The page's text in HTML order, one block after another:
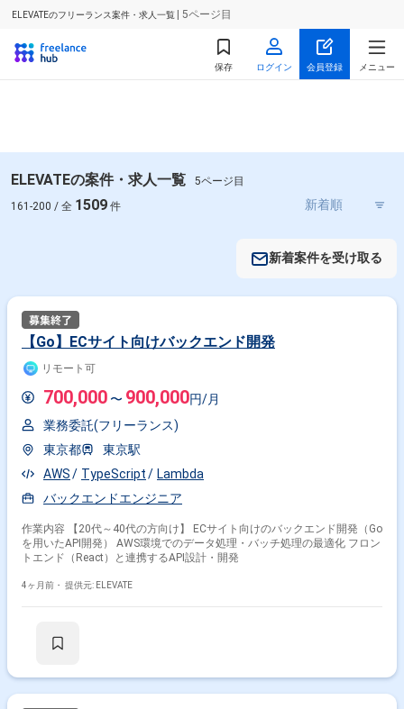
ELEVATEのフリーランス案件・求人一覧 | 5ページ目
保存 ログイン 会員登録 メニュー
ELEVATEの案件・求人一覧
5ページ目
161-200 / 全 1509 件
新着案件を受け取る
【Go】ECサイト向けバックエンド開発
リモート可
700,000 〜 900,000円/月
業務委託(フリーランス)
東京都
東京駅
AWS
TypeScript
Lambda
バックエンドエンジニア
作業内容 【20代～40代の方向け】 ECサイト向けのバックエンド開発（Go
を用いたAPI開発） AWS環境でのデータ処理・バッチ処理の最適化 フロン
トエンド（React）と連携するAPI設計・開発
4ヶ月前・ 提供元: ELEVATE